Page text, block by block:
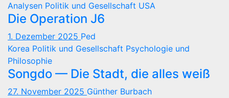
Analysen Politik und Gesellschaft USA
Die Operation J6
1. Dezember 2025 Ped
Korea Politik und Gesellschaft Psychologie und
Philosophie
Songdo — Die Stadt, die alles weiß
27. November 2025 Günther Burbach